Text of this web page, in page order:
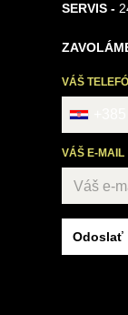
SERVIS -
VÁŠ
VÁŠ E-MAIL
Odoslať